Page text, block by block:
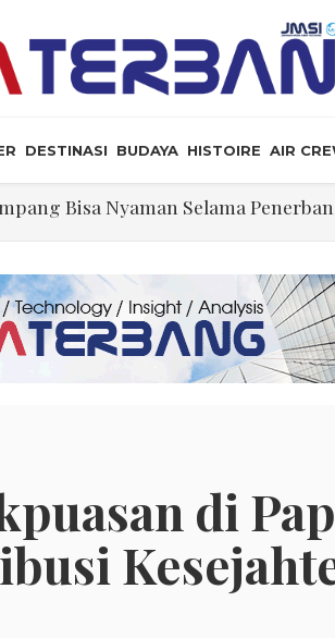
DESTINASI BUDAYA HISTOIRE AIR
Dapat Diterima Secara Geopolitik
Jenderal Listyo Hendak
Senat AS
di